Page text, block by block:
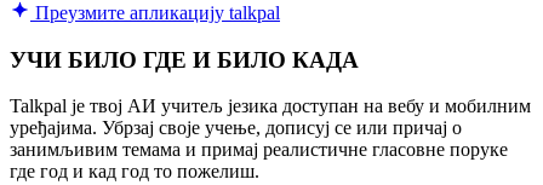
Преузмите апликацију talkpal
УЧИ БИЛО ГДЕ И БИЛО КАДА
Talkpal је твој АИ учитељ језика доступан на вебу и мобилним
уређајима. Убрзај своје учење, дописуј се или причај о
занимљивим темама и примај реалистичне гласовне поруке
где год и кад год то пожелиш.